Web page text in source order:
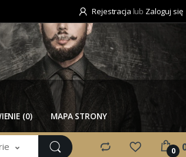
Rejestracja lub Zaloguj się
(0) MAPA STRONY
0